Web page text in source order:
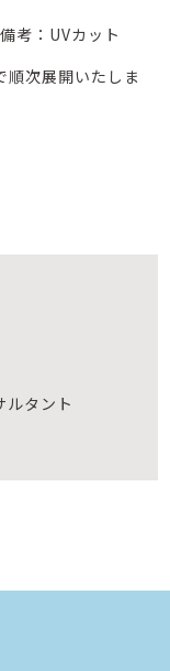
：UVカット
順次展開いたしま
タント